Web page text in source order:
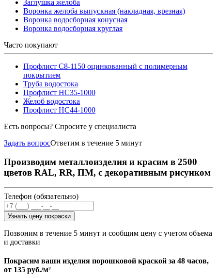
Заглушка желоба
Воронка желоба выпускная (накладная, врезная)
Воронка водосборная конусная
Воронка водосборная круглая
Часто покупают
Профлист С8-1150 оцинкованный с полимерным
покрытием
Труба водостока
Профлист НС35-1000
Желоб водостока
Профлист НС44-1000
Есть вопросы? Спросите у специалиста
Задать вопросОтветим в течение 5 минут
Производим металлоизделия и красим в 2500
цветов RAL, RR, ПМ, с декоративным рисунком
Телефон (обязательно)
Узнать цену покраски
Позвоним в течение 5 минут и сообщим цену с учетом объема
и доставки
Покрасим ваши изделия порошковой краской за 48 часов,
от 135 руб./м²